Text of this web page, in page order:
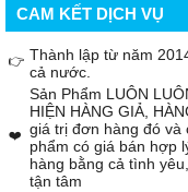
CAM KẾT DỊCH VỤ
👉 Thành lập từ năm
cả nước.
❤️
Sản Phẩm LUÔN
HIỆN HÀNG GIẢ,
giá trị đơn hàng đó và
phẩm có giá bán hợp
hàng bằng cả tình
tận tâm